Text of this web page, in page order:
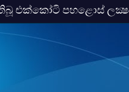
එක්‌කෝටි පහළොස්‌